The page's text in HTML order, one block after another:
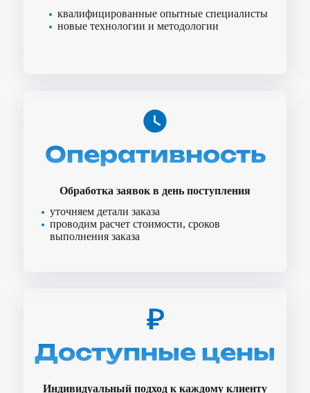
квалифицированные опытные специалисты
новые технологии и методологии
Оперативность
Обработка заявок в день поступления
уточняем детали заказа
проводим расчет стоимости, сроков
выполнения заказа
Доступные цены
Индивидуальный подход к каждому клиенту